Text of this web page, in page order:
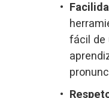
fácil de